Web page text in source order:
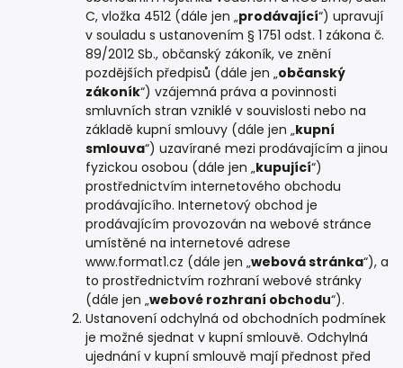
C, vložka 4512 (dále jen „prodávající“) upravují
v souladu s ustanovením § 1751 odst. 1 zákona č.
89/2012 Sb., občanský zákoník, ve znění
pozdějších předpisů (dále jen „občanský
zákoník“) vzájemná práva a povinnosti
smluvních stran vzniklé v souvislosti nebo na
základě kupní smlouvy (dále jen „kupní
smlouva“) uzavírané mezi prodávajícím a jinou
fyzickou osobou (dále jen „kupující“)
prostřednictvím internetového obchodu
prodávajícího. Internetový obchod je
prodávajícím provozován na webové stránce
umístěné na internetové adrese
www.format1.cz (dále jen „webová stránka“), a
to prostřednictvím rozhraní webové stránky
(dále jen „webové rozhraní obchodu“).
Ustanovení odchylná od obchodních podmínek
je možné sjednat v kupní smlouvě. Odchylná
ujednání v kupní smlouvě mají přednost před